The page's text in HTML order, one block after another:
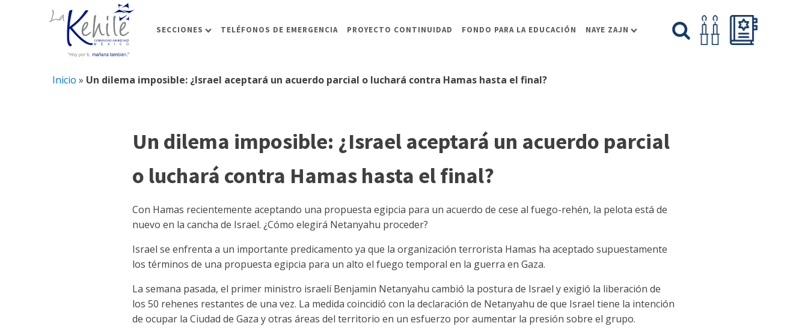
SECCIONES TELÉFONOS DE EMERGENCIA PROYECTO CONTINUIDAD FONDO PARA LA EDUCACIÓN NAYE ZAJN
Inicio » Un dilema imposible: ¿Israel aceptará un acuerdo parcial o luchará contra Hamas hasta el final?
Un dilema imposible: ¿Israel aceptará un acuerdo parcial
o luchará contra Hamas hasta el final?
Con Hamas recientemente aceptando una propuesta egipcia para un acuerdo de cese al fuego-rehén, la pelota está de
nuevo en la cancha de Israel. ¿Cómo elegirá Netanyahu proceder?
Israel se enfrenta a un importante predicamento ya que la organización terrorista Hamas ha aceptado supuestamente
los términos de una propuesta egipcia para un alto el fuego temporal en la guerra en Gaza.
La semana pasada, el primer ministro israelí Benjamin Netanyahu cambió la postura de Israel y exigió la liberación de
los 50 rehenes restantes de una vez. La medida coincidió con la declaración de Netanyahu de que Israel tiene la intención
de ocupar la Ciudad de Gaza y otras áreas del territorio en un esfuerzo por aumentar la presión sobre el grupo.